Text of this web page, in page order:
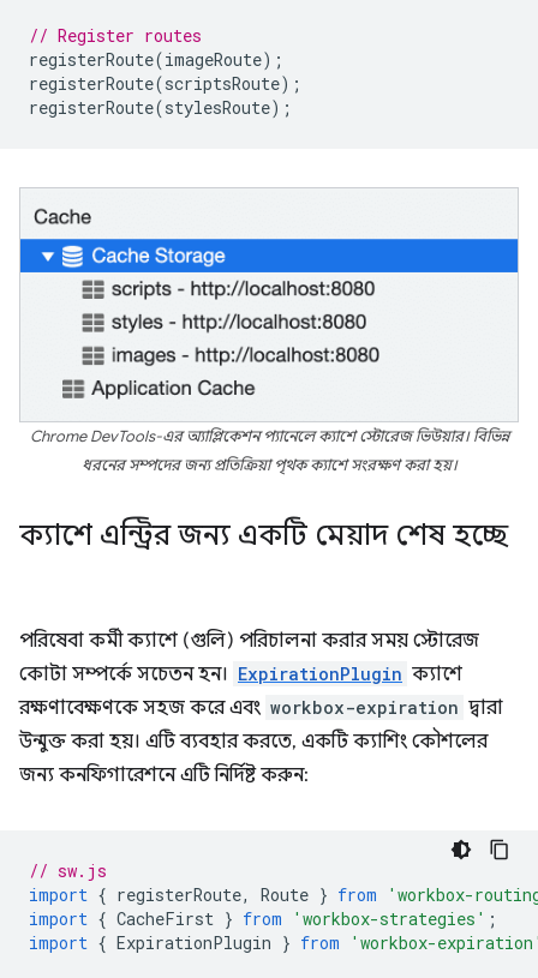
// Register routes
registerRoute(imageRoute);
registerRoute(scriptsRoute);
registerRoute(stylesRoute);
Chrome DevTools-এর অ্যাপ্লিকেশন প্যানেলে ক্যাশে স্টোরেজ ভিউয়ার। বিভিন্ন
ধরনের সম্পদের জন্য প্রতিক্রিয়া পৃথক ক্যাশে সংরক্ষণ করা হয়।
ক্যাশে এন্ট্রির জন্য একটি মেয়াদ শেষ হচ্ছে
পরিষেবা কর্মী ক্যাশে (গুলি) পরিচালনা করার সময় স্টোরেজ
কোটা সম্পর্কে সচেতন হন। ExpirationPlugin ক্যাশে
রক্ষণাবেক্ষণকে সহজ করে এবং workbox-expiration দ্বারা
উন্মুক্ত করা হয়। এটি ব্যবহার করতে, একটি ক্যাশিং কৌশলের
জন্য কনফিগারেশনে এটি নির্দিষ্ট করুন:
// sw.js
import { registerRoute, Route } from
'workbox-
import { CacheFirst } from 'workbox-strategies' ;
import { ExpirationPlugin } from 'workbox-